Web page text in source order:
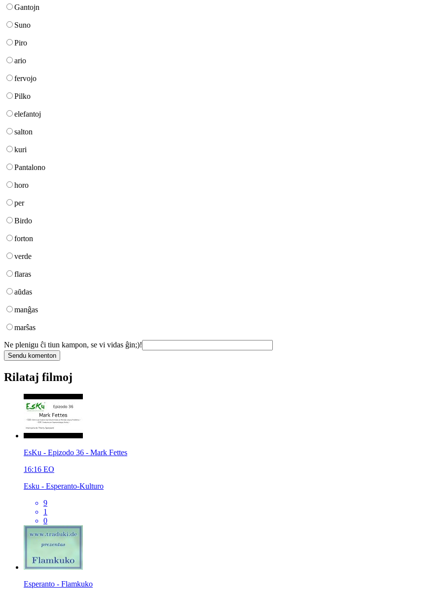
Gantojn
Suno
Piro
ario
fervojo
Pilko
elefantoj
salton
kuri
Pantalono
horo
per
Birdo
forton
verde
flaras
aŭdas
manĝas
marŝas
Ne plenigu ĉi tiun kampon, se vi vidas ĝin;)!
Rilataj filmoj
EsKu - Epizodo 36 - Mark Fettes
16:16 EO
Esku - Esperanto-Kulturo
9
1
0
Esperanto - Flamkuko